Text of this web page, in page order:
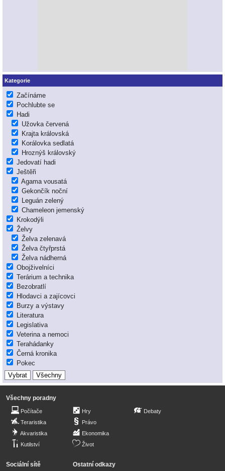
Kategorie
Začínáme
Pochlubte se
Hadi
Užovka červená
Krajta královská
Korálovka sedlatá
Hroznýš královský
Jedovatí hadi
Ještěři
Agama vousatá
Gekončík noční
Leguán zelený
Chameleon jemenský
Krokodýli
Želvy
Želva zelenavá
Želva čtyřprstá
Želva nádherná
Obojživelníci
Terárium a technika
Bezobratlí
Hlodavci a zajícovci
Burzy a výstavy
Literatura
Legislativa
Veterina a nemoci
Terahádanky
Černá kronika
Pokec
Všechny poradny
Počítače
Teraristika
Akvaristika
Kutilství
Hry
Právo
Ekonomika
Život
Debaty
Sociální sítě Ostatní odkazy